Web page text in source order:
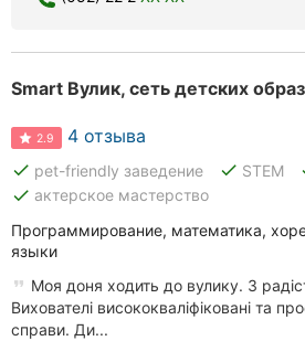
2.9 4 отзыва
done pet-friendly заведение done STEM
done актерское мастерство
Программирование, математика,
языки
Моя доня ходить до вулику. З
Вихователі висококваліфіковані та
справи. Ди...